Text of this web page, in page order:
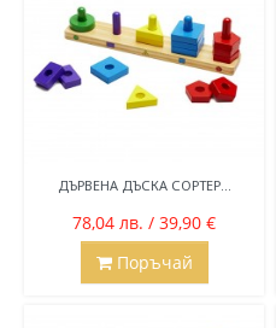
ДЪРВЕНА ДЪСКА СОРТЕР...
78,04 лв. / 39,90 €
Поръчай